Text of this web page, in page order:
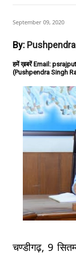
September 09, 2020
By:
हमें ख़बरें Email:
(Pushpendra Singh
चण्डीगढ़, 9